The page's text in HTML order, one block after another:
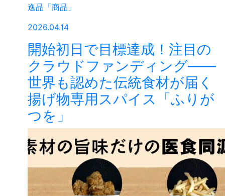
逸品「商品」
2026.04.14
開始初日で目標達成！注目の
クラウドファンディング——
世界も認めた伝統食材が届く
揚げ物専用スパイス「ふりが
つを」